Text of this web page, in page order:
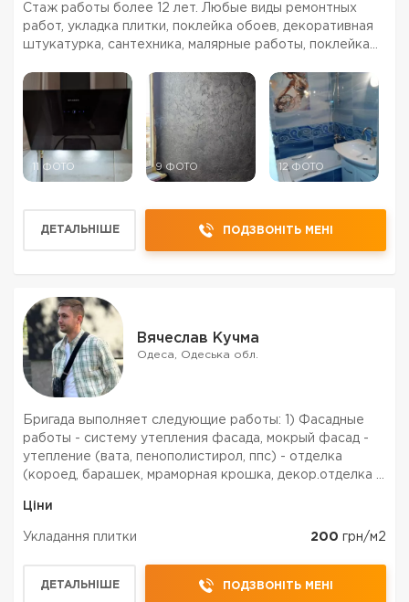
Стаж работы более 12 лет. Любые виды ремонтных
работ, укладка плитки, поклейка обоев, декоративная
штукатурка, сантехника, малярные работы, поклейка
установка / сборка кухни, установка / сборка ме...
11 ФОТО 9 ФОТО 12 ФОТО
ДЕТАЛЬНІШЕ ПОДЗВОНІТЬ МЕНІ
Вячеслав Кучма
Одеса, Одеська обл.
Бригада выполняет следующие работы: 1) Фасадные
работы - систему утепления фасада, мокрый фасад -
утепление (вата, пенополистирол, ппс) - отделка
(короед, барашек, мраморная крошка, декор.отделка )
фасадов. 2) Плиточные работы ( Укладка плитки) Д...
Ціни
Укладання плитки 200 грн/м2
ДЕТАЛЬНІШЕ ПОДЗВОНІТЬ МЕНІ